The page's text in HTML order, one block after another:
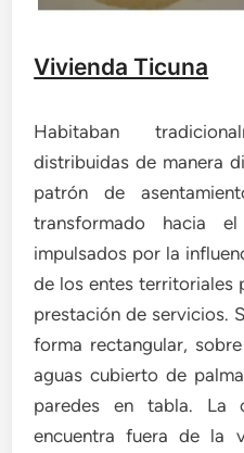
Vivienda Ticuna
Habitaban
distribuidas de manera
patrón de
transformado hacia
impulsados por la
de los entes territoriales
prestación de servicios.
forma rectangular,
aguas cubierto de
paredes en tabla. La
encuentra fuera de la